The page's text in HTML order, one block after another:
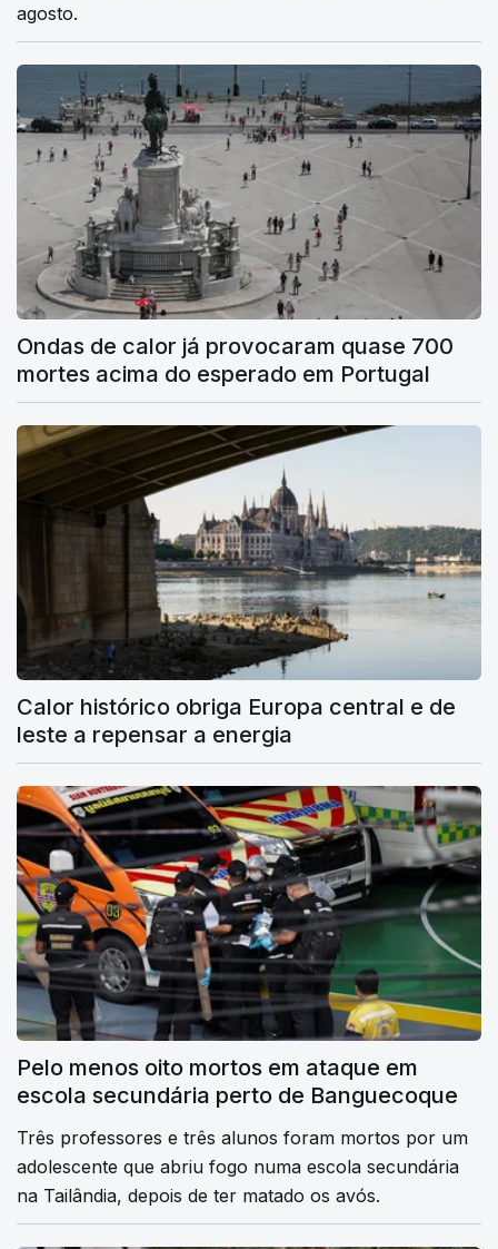
agosto.
Ondas de calor já provocaram quase 700
mortes acima do esperado em Portugal
Calor histórico obriga Europa central e de
leste a repensar a energia
Pelo menos oito mortos em ataque em
escola secundária perto de Banguecoque
Três professores e três alunos foram mortos por um
adolescente que abriu fogo numa escola secundária
na Tailândia, depois de ter matado os avós.